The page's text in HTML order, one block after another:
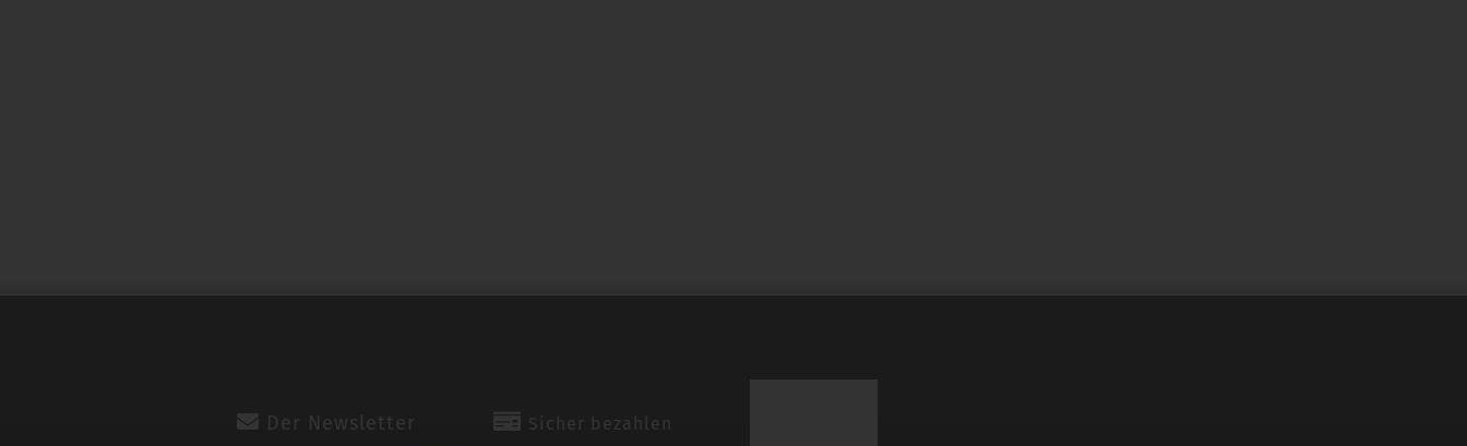
Der Newsletter Sicher bezahlen